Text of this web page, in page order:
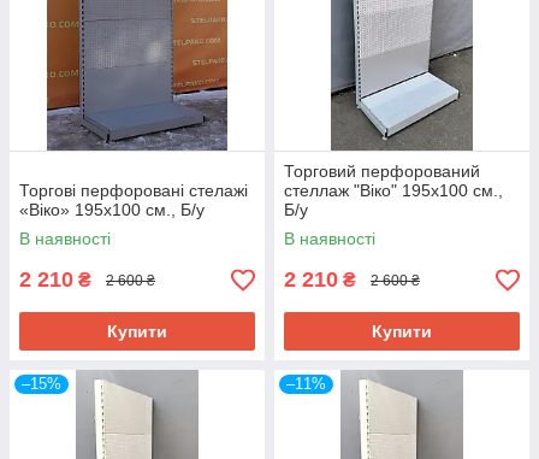
Торгові перфоровані стелажі
«Віко» 195х100 см., Б/у
В наявності
2 210 ₴ 2 600 ₴
Купити
Торговий перфорований
стеллаж "Віко" 195х100 см.,
Б/у
В наявності
2 210 ₴ 2 600 ₴
Купити
–15% –11%